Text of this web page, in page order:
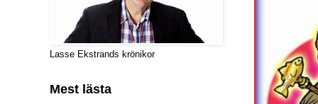
Lasse Ekstrands krönikor
Mest lästa